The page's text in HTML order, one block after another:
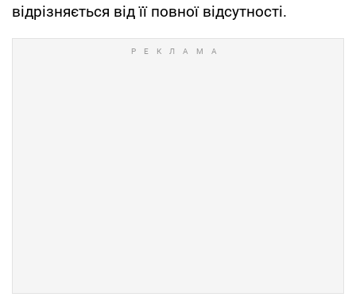
відрізняється від її повної відсутності.